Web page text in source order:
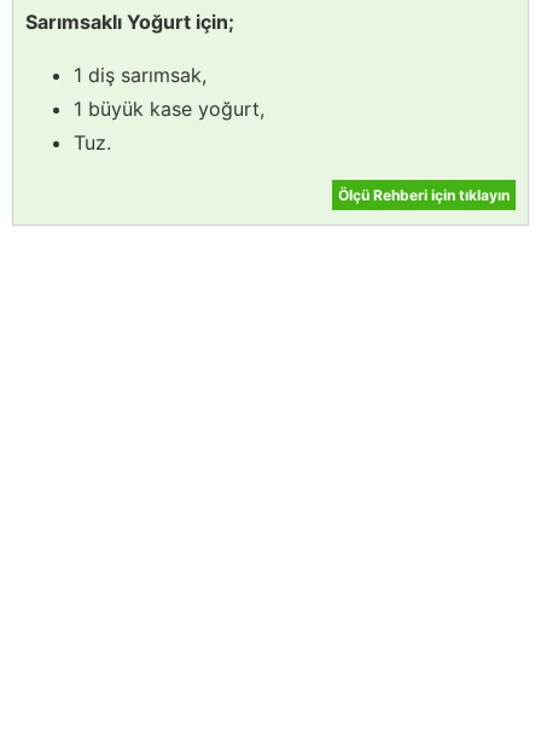
Sarımsaklı Yoğurt için;
1 diş sarımsak,
1 büyük kase yoğurt,
Tuz.
Ölçü Rehberi için tıklayın